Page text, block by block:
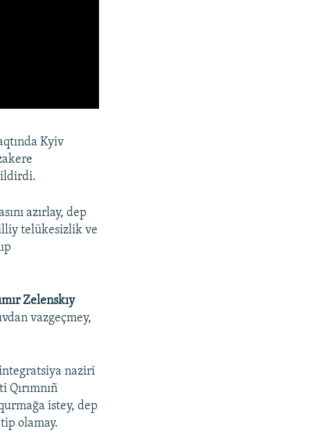
Kyiv
azırlay, dep
telükesizlik ve
Zelenskıy
vazgeçmey,
naziri
istey, dep
olamay.